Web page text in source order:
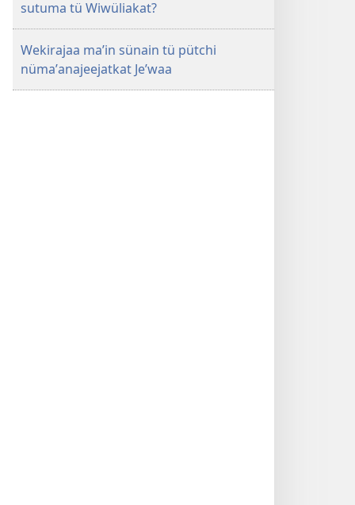
sutuma tü Wiwüliakat?
Wekirajaa maʼin sünain tü pütchi
nümaʼanajeejatkat Jeʼwaa